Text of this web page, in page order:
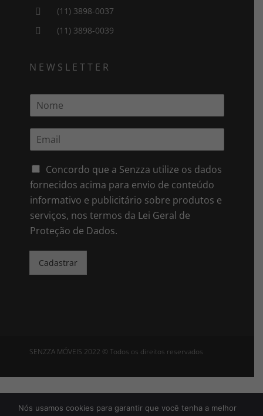
 (11) 3898-0037
 (11) 3898-0039
NEWSLETTER
m
i
l
*
Concordo que a Senzza utilize os dados
fornecidos acima para envio de conteúdo
informativo e publicitário sobre produtos e
serviços, nos termos da Lei Geral de
Proteção de Dados.
Cadastrar
SENZZA MÓVEIS 2022 © Todos os direitos reservados
Nós usamos cookies para garantir que você tenha a melhor